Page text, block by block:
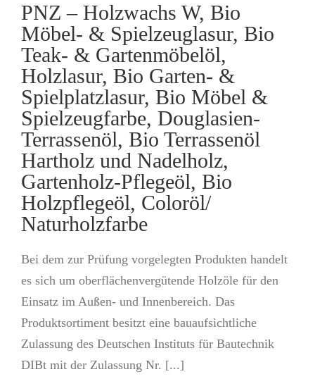
PNZ – Holzwachs W, Bio
Möbel- & Spielzeuglasur, Bio
Teak- & Gartenmöbelöl,
Holzlasur, Bio Garten- &
Spielplatzlasur, Bio Möbel &
Spielzeugfarbe, Douglasien-
Terrassenöl, Bio Terrassenöl
Hartholz und Nadelholz,
Gartenholz-Pflegeöl, Bio
Holzpflegeöl, Coloröl/
Naturholzfarbe
Bei dem zur Prüfung vorgelegten Produkten handelt
es sich um oberflächenvergütende Holzöle für den
Einsatz im Außen- und Innenbereich. Das
Produktsortiment besitzt eine bauaufsichtliche
Zulassung des Deutschen Instituts für Bautechnik
DIBt mit der Zulassung Nr. [...]